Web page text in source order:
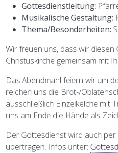
Gottesdienstleitung:
Musikalische Gestaltung:
Thema/Besonderheiten:
Wir freuen uns, dass wir
Christuskirche gemeinsam mit
Das Abendmahl feiern wir um
reichen uns die Brot-/
ausschließlich Einzelkelche mit
uns am Ende die Hände als
Der Gottesdienst wird auch
übertragen. Infos unter: